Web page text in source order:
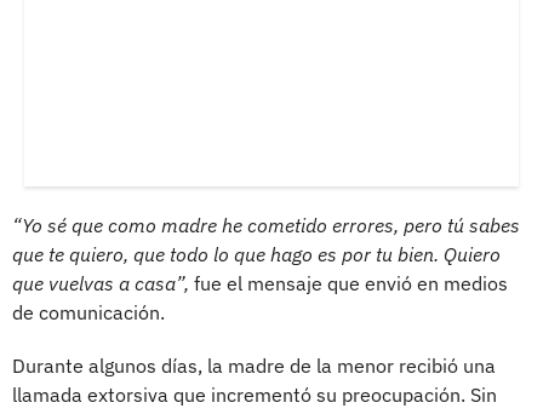
“Yo sé que como madre he cometido errores, pero tú sabes
que te quiero, que todo lo que hago es por tu bien. Quiero
que vuelvas a casa”, fue el mensaje que envió en medios
de comunicación.
Durante algunos días, la madre de la menor recibió una
llamada extorsiva que incrementó su preocupación. Sin